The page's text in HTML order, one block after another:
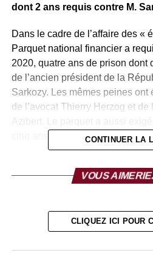
dont 2 ans requis contre M.
Dans le cadre de l’affaire des «
Parquet national financier a
2020, quatre ans de prison dont
de l’ancien président de la
Sarkozy. Les mêmes peines ont
de l’avocat Thierry Herzog et de
cinq ans d’interdiction
magistrat Gilbert Azibert
également jugés pour «
CONTINUER LA
VOUS
CLIQUEZ ICI POUR